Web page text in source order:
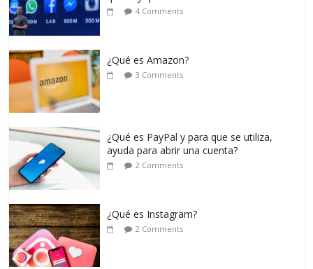
4 Comments
¿Qué es Amazon?
3 Comments
¿Qué es PayPal y para que se utiliza,
ayuda para abrir una cuenta?
2 Comments
¿Qué es Instagram?
2 Comments